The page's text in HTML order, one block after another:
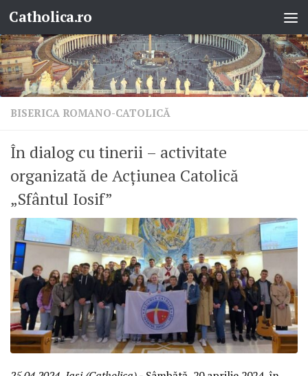
Skip to content
Catholica.ro
BISERICA ROMANO-CATOLICĂ
În dialog cu tinerii – activitate
organizată de Acțiunea Catolică
„Sfântul Iosif”